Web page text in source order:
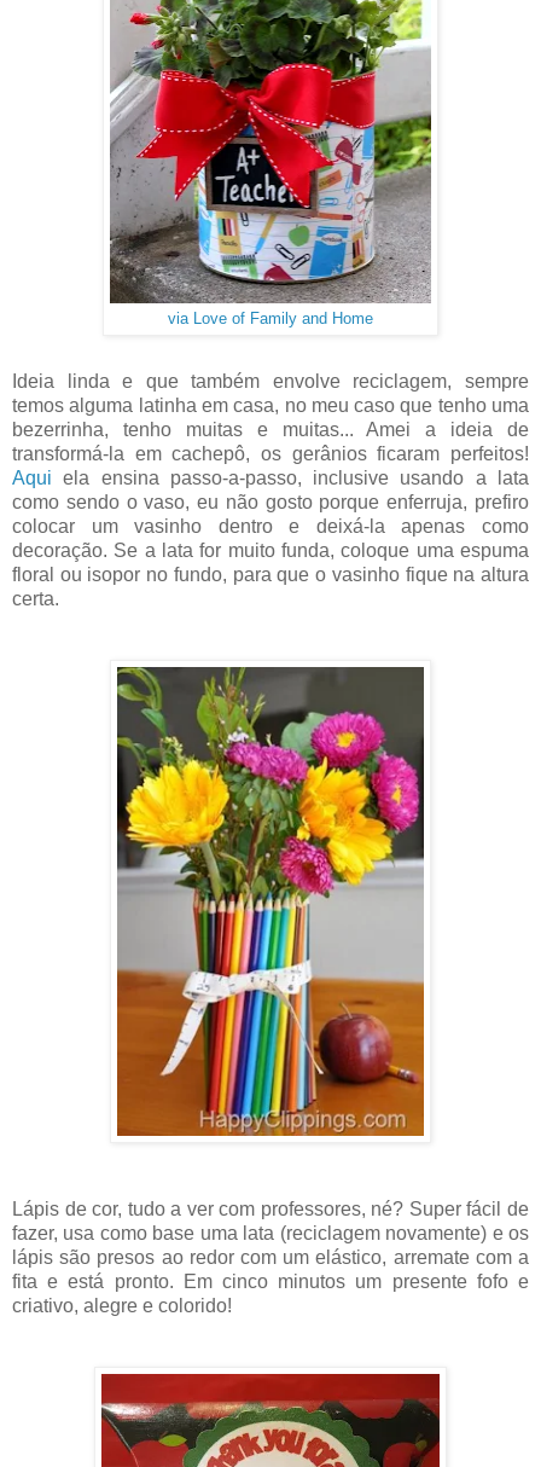
via Love of Family and Home
Ideia linda e que também envolve reciclagem, sempre
temos alguma latinha em casa, no meu caso que tenho uma
bezerrinha, tenho muitas e muitas... Amei a ideia de
transformá-la em cachepô, os gerânios ficaram perfeitos!
Aqui ela ensina passo-a-passo, inclusive usando a lata
como sendo o vaso, eu não gosto porque enferruja, prefiro
colocar um vasinho dentro e deixá-la apenas como
decoração. Se a lata for muito funda, coloque uma espuma
floral ou isopor no fundo, para que o vasinho fique na altura
certa.
Lápis de cor, tudo a ver com professores, né? Super fácil de
fazer, usa como base uma lata (reciclagem novamente) e os
lápis são presos ao redor com um elástico, arremate com a
fita e está pronto. Em cinco minutos um presente fofo e
criativo, alegre e colorido!